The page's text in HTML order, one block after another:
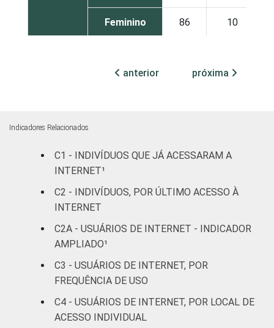
Feminino 86 10
Educação
24
Faixa
De 16 a 24
anos
anos
90 7
anterior próxima
Indicadores Relacionados
C1 - INDIVÍDUOS QUE JÁ ACESSARAM A
INTERNET¹
C2 - INDIVÍDUOS, POR ÚLTIMO ACESSO À
INTERNET
C2A - USUÁRIOS DE INTERNET - INDICADOR
AMPLIADO¹
C3 - USUÁRIOS DE INTERNET, POR
FREQUÊNCIA DE USO
C4 - USUÁRIOS DE INTERNET, POR LOCAL DE
ACESSO INDIVIDUAL